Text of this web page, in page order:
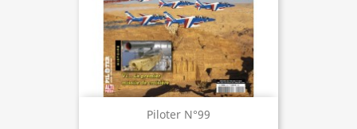
Piloter N°99